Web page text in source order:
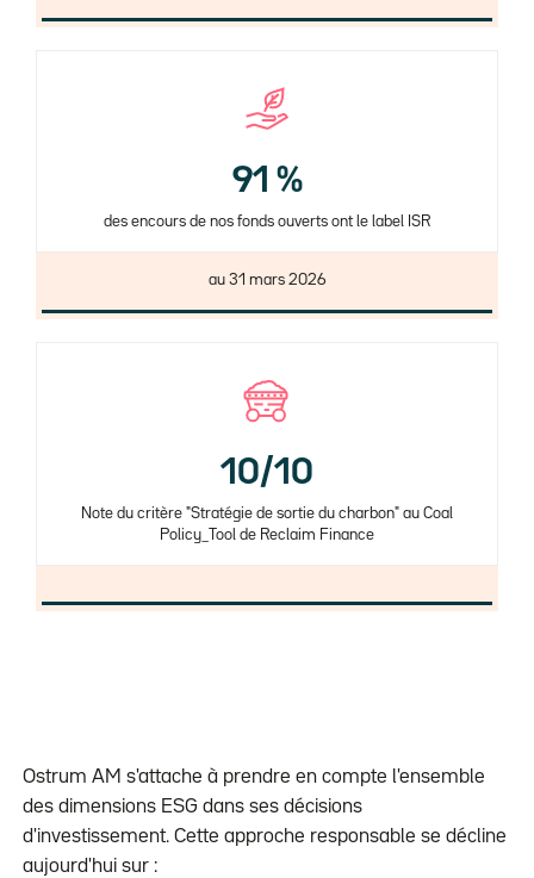
91 %
des encours de nos fonds ouverts ont le label ISR
au 31 mars 2026
10/10
Note du critère "Stratégie de sortie du charbon" au Coal
Policy_Tool de Reclaim Finance
Ostrum AM s'attache à prendre en compte l'ensemble
des dimensions ESG dans ses décisions
d'investissement. Cette approche responsable se décline
aujourd'hui sur :